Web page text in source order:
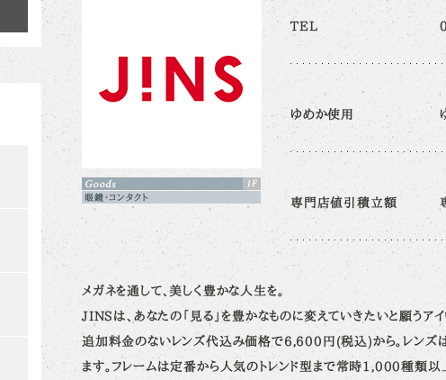
眼鏡・コンタクト
TEL
ゆめか使用
専門店値引積立額
メガネを通して、美しく豊かな人生を。
JINSは、あなたの「見る」を豊かなものに変えていきたいと願うアイ
追加料金のないレンズ代込み価格で6,600円(税込)から。レンズ
ます。フレームは定番から人気のトレンド型まで常時1,000種類以